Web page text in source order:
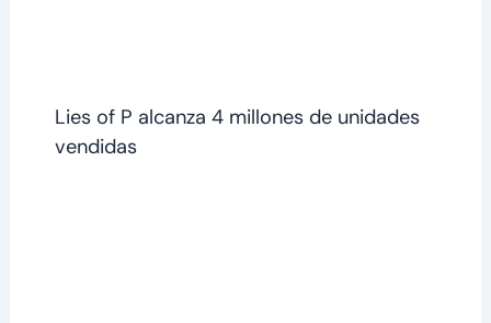
Lies of P alcanza 4 millones de unidades
vendidas